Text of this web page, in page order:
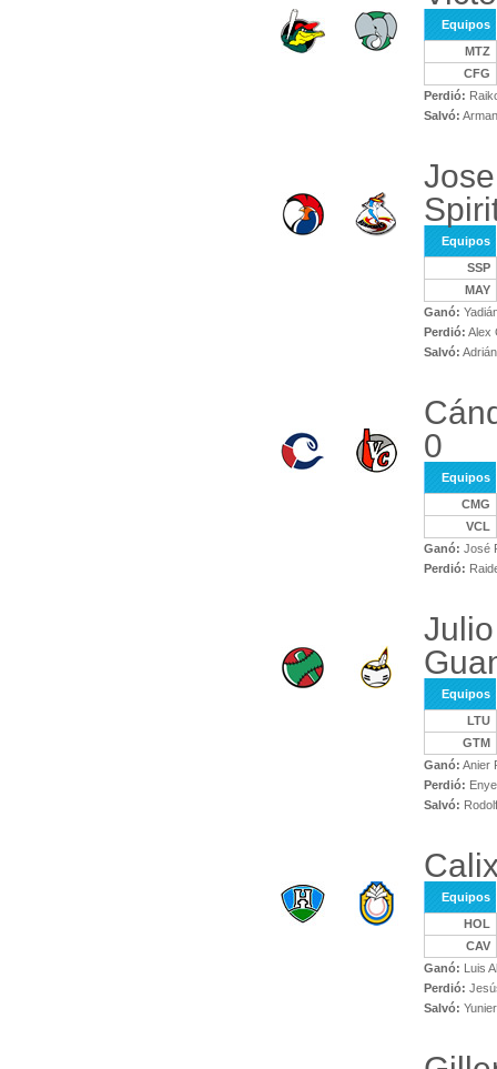
Equipos
MTZ
CFG
Perdió:
Salvó:
Equipos
SSP
MAY
Ganó:
Perdió: Alex
Salvó:
0
Equipos
CMG
VCL
Ganó: José
Perdió:
Equipos
LTU
GTM
Ganó: Anier
Perdió:
Salvó:
Equipos
HOL
CAV
Ganó: Luis
Perdió:
Salvó: